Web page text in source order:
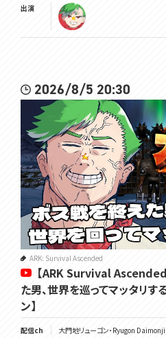
出演
2026/8/5 20:30
ARK: Survival Ascended
【ARK Survival
た男、世界を巡ってマッタリ
ン】
配信ch 大門地リューゴン・Ryugon Daimonji